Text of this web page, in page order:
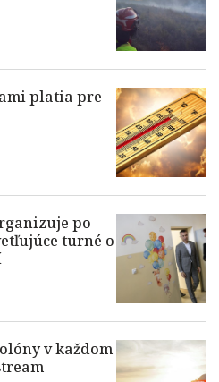
platia pre
po
turné o
v každom